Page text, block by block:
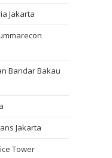
Jakarta
Bandar Bakau
Jakarta
Tower